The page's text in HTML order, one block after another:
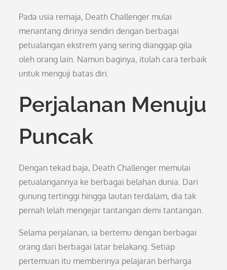
Pada usia remaja, Death Challenger mulai
menantang dirinya sendiri dengan berbagai
petualangan ekstrem yang sering dianggap gila
oleh orang lain. Namun baginya, itulah cara terbaik
untuk menguji batas diri.
Perjalanan Menuju
Puncak
Dengan tekad baja, Death Challenger memulai
petualangannya ke berbagai belahan dunia. Dari
gunung tertinggi hingga lautan terdalam, dia tak
pernah lelah mengejar tantangan demi tantangan.
Selama perjalanan, ia bertemu dengan berbagai
orang dari berbagai latar belakang. Setiap
pertemuan itu memberinya pelajaran berharga